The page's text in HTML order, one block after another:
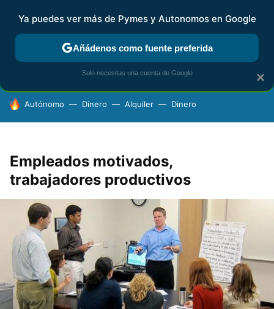
FISCALIDAD Y CONTABILIDAD KIT DIGITAL RENTA
HOY SE HABLA DE
Autónomo Dinero Alquiler Dinero
Empleados motivados,
trabajadores productivos
×
Ya puedes ver más de Pymes y Autonomos en Google
Añádenos como fuente preferida
Solo necesitas una cuenta de Google